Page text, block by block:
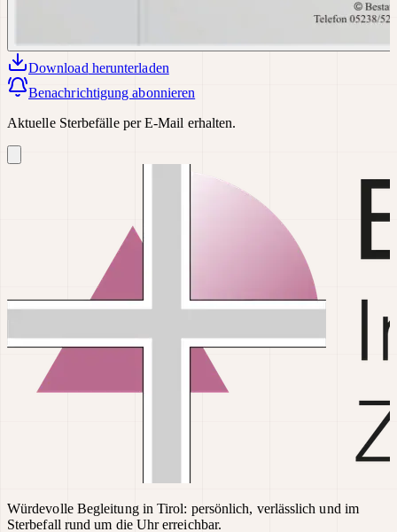
Download herunterladen
Benachrichtigung abonnieren
Aktuelle Sterbefälle per E-Mail erhalten.
Würdevolle Begleitung in Tirol: persönlich, verlässlich und im
Sterbefall rund um die Uhr erreichbar.